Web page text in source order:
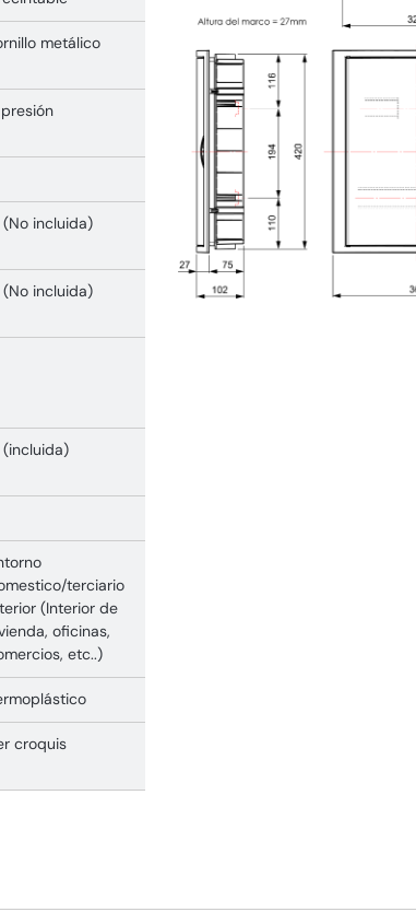
metálico
(No incluida)
(No incluida)
(incluida)
terciario
(Interior de
oficinas,
etc..)
croquis